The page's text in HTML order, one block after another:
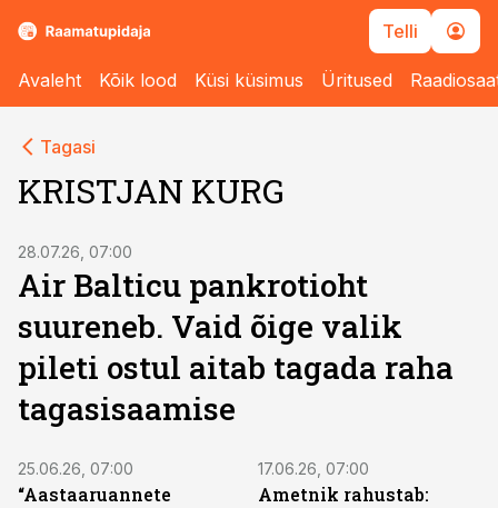
Telli
Avaleht Kõik lood Küsi küsimus Üritused
Tagasi
KRISTJAN KURG
28.07.26, 07:00
Air Balticu pankrotioht
suureneb. Vaid õige valik
pileti ostul aitab tagada raha
tagasisaamise
25.06.26, 07:00
“Aastaaruannete
17.06.26, 07:00
Ametnik rahustab: